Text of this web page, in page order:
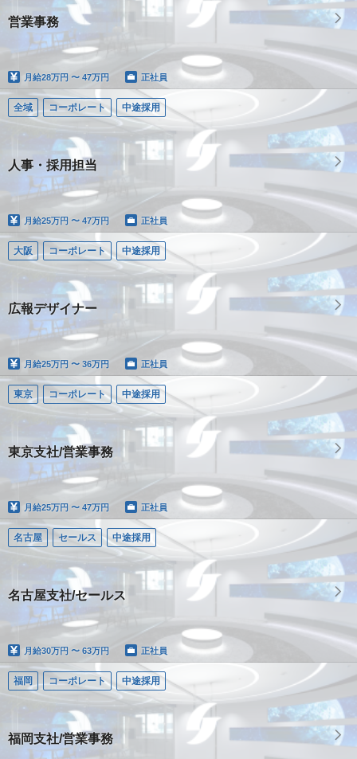
営業事務
月給28万円 〜 47万円 正社員
全域 コーポレート 中途採用
人事・採用担当
月給25万円 〜 47万円 正社員
大阪 コーポレート 中途採用
広報デザイナー
月給25万円 〜 36万円 正社員
東京 コーポレート 中途採用
東京支社/営業事務
月給25万円 〜 47万円 正社員
名古屋 セールス 中途採用
名古屋支社/セールス
月給30万円 〜 63万円 正社員
福岡 コーポレート 中途採用
福岡支社/営業事務